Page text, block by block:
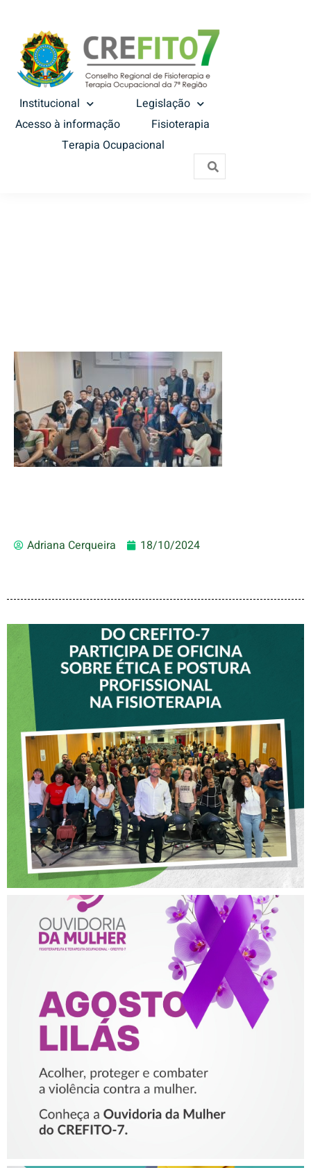
Institucional
Legislação
Acesso à informação
Fisioterapia
Terapia Ocupacional
Adriana Cerqueira 18/10/2024
VICE-PRESIDENTE DO
CREFITO-7 PARTICIPA DE
OFICINA SOBRE ÉTICA E
POSTURA PROFISSIONAL
NA FISIOTERAPIA
AGOSTO LILÁS – ACOLHER,
PROTEGER E COMBATER A
VIOLÊNCIA CONTRA A
MULHER